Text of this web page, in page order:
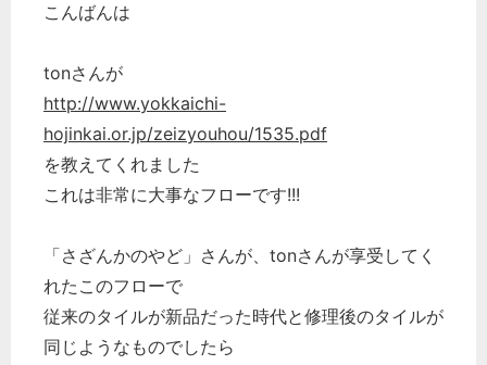
こんばんは
tonさんが
http://www.yokkaichi-
hojinkai.or.jp/zeizyouhou/1535.pdf
を教えてくれました
これは非常に大事なフローです!!!
「さざんかのやど」さんが、tonさんが享受してく
れたこのフローで
従来のタイルが新品だった時代と修理後のタイルが
同じようなものでしたら